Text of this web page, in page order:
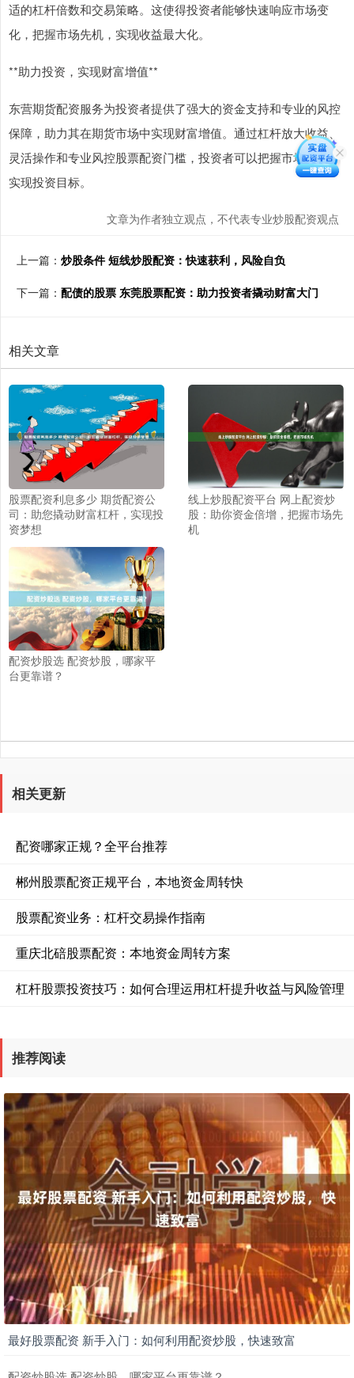
适的杠杆倍数和交易策略。这使得投资者能够快速响应市场变
化，把握市场先机，实现收益最大化。
**助力投资，实现财富增值**
东营期货配资服务为投资者提供了强大的资金支持和专业的风控
保障，助力其在期货市场中实现财富增值。通过杠杆放大收益、
灵活操作和专业风控股票配资门槛，投资者可以把握市场先机，
实现投资目标。
文章为作者独立观点，不代表专业炒股配资观点
上一篇： 炒股条件 短线炒股配资：快速获利，风险自负
下一篇： 配债的股票 东莞股票配资：助力投资者撬动财富大门
相关文章
股票配资利息多少 期货配资公
司：助您撬动财富杠杆，实现投
资梦想
线上炒股配资平台 网上配资炒
股：助你资金倍增，把握市场先
机
配资炒股选 配资炒股，哪家平
台更靠谱？
相关更新
配资哪家正规？全平台推荐
郴州股票配资正规平台，本地资金周转快
股票配资业务：杠杆交易操作指南
重庆北碚股票配资：本地资金周转方案
杠杆股票投资技巧：如何合理运用杠杆提升收益与风险管理
推荐阅读
最好股票配资 新手入门：如何利用配资炒股，快速致富